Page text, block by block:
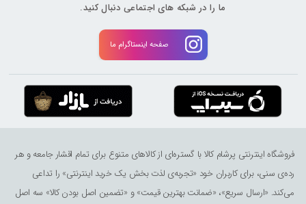
ما را در شبکه های اجتماعی دنبال کنید.
صفحه اینستاگرام ما
فروشگاه اینترنتی پرشام کالا با گستره‌ای از کالاهای متنوع برای تمام اقشار جامعه و هر
رده‌ی سنی، برای کاربران خود «تجربه‌ی لذت ‌بخش یک خرید اینترنتی» را تداعی
می‌کند. «ارسال سریع»، «ضمانت بهترین قیمت» و «تضمین اصل بودن کالا» سه اصل